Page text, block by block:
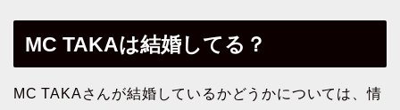
MC TAKAは結婚してる？
MC TAKAさんが結婚しているかどうかについては、情